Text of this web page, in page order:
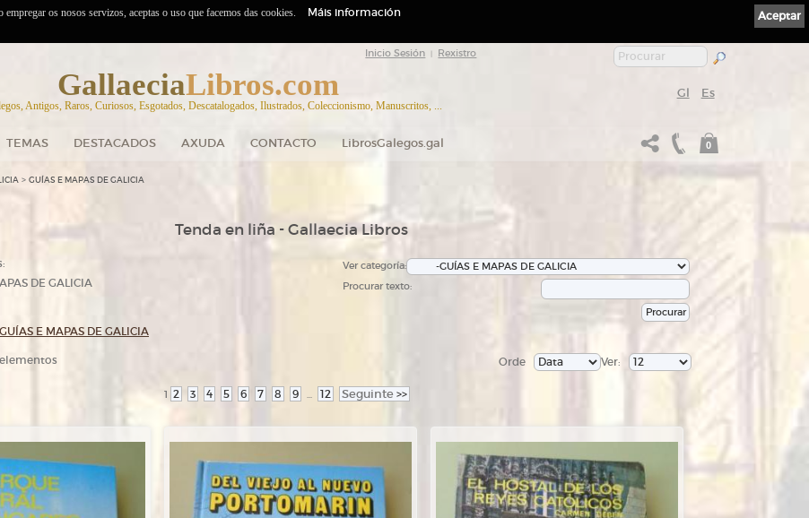
Inicio Sesión Rexistro
GallaeciaLibros.com
Antigos, Raros, Curiosos, Esgotados, Descatalogados, Ilustrados, Coleccionismo, Manuscritos, ...
Gl Es
TEMAS DESTACADOS AXUDA CONTACTO LibrosGalegos.gal 0
> GUÍAS E MAPAS DE GALICIA
Tenda en liña - Gallaecia Libros
DE GALICIA
Ver categoría:
Procurar texto:
GUÍAS E MAPAS DE GALICIA
elementos Ver:
Orde
1 2 3 4 5 6 7 8 9 ... 12 Seguinte >>
Aceptar
os nosos servizos, aceptas o uso que facemos das cookies. Máis información